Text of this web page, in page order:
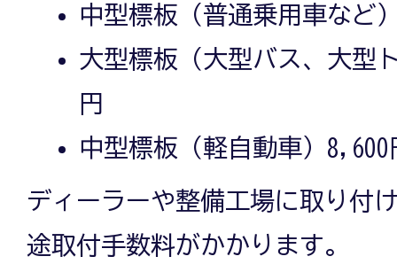
中型標板（普通乗用車など
大型標板（大型バス、大型
円
中型標板（軽自動車）8,600
ディーラーや整備工場に取り付
途取付手数料がかかります。